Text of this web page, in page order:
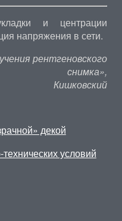
и центрации
напряжения в сети.
рентгеновского
снимка»,
Кишковский
декой
условий